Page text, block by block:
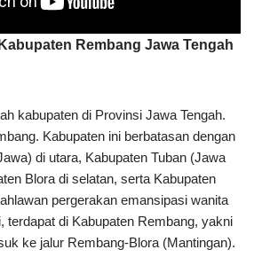
Rembang Jawa Tengah
kabupaten di Provinsi Jawa Tengah.
Kabupaten ini berbatasan dengan
di utara, Kabupaten Tuban (Jawa
Blora di selatan, serta Kabupaten
pergerakan emansipasi wanita
terdapat di Kabupaten Rembang, yakni
ke jalur Rembang-Blora (Mantingan).